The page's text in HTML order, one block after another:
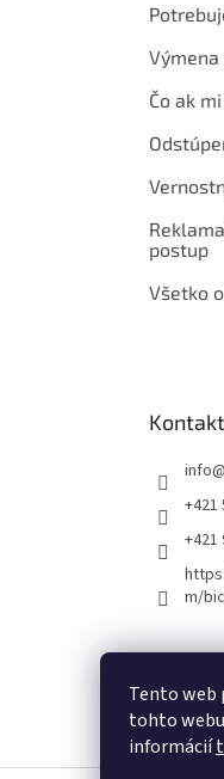
Tento web
tohto
informácií
Čo ak
postup
Všetko
Kontakt
info@
+421
+421
m/